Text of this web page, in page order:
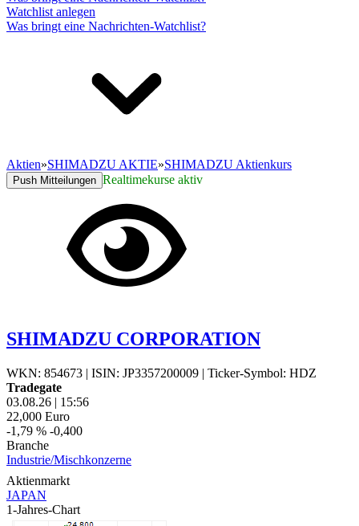
Watchlist anlegen
Was bringt eine Nachrichten-Watchlist?
Aktien»SHIMADZU AKTIE»SHIMADZU Aktienkurs
Push Mitteilungen Realtimekurse aktiv
SHIMADZU CORPORATION
WKN: 854673 | ISIN: JP3357200009 | Ticker-Symbol: HDZ
Tradegate
03.08.26 | 15:56
22,000 Euro
-1,79 % -0,400
Branche
Industrie/Mischkonzerne
Aktienmarkt
JAPAN
1-Jahres-Chart